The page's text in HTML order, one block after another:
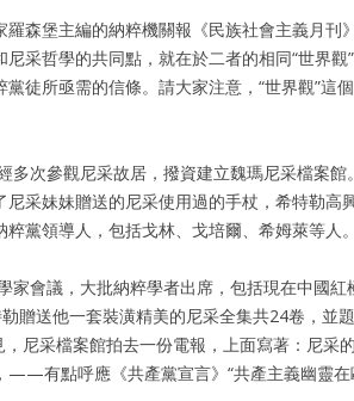
森堡主編的納粹機關報《民族社會主義月刊
采哲學的共同點，就在於二者的相同“世界觀
徒所亟需的信條。請大家注意，“世界觀”這
多次參觀尼采故居，撥資建立魏瑪尼采檔案館
采妹妹贈送的尼采使用過的手杖，希特勒高
黨領導人，包括戈林、戈培爾、希姆萊等人。
家會議，大批納粹學者出席，包括現在中國紅
贈送他一套裝潢精美的尼采全集共24卷，並
尼采檔案館拍去一份電報，上面寫著：尼采
——有點呼應《共產黨宣言》“共產主義幽靈在